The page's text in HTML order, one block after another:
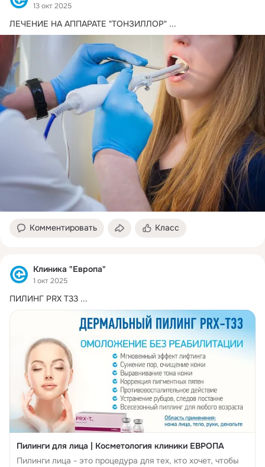
13 окт 2025
ЛЕЧЕНИЕ НА АППАРАТЕ "ТОНЗИЛЛОР" ...
Комментировать Класс
Клиника "Европа"
1 окт 2025
ПИЛИНГ PRX T33 ...
Пилинги для лица | Косметология клиники ЕВРОПА
Пилинги лица - это процедура для тех, кто хочет, чтобы